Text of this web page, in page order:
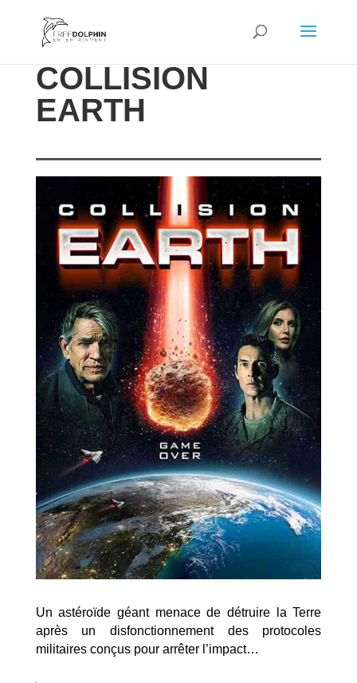
COLLISION
EARTH
Un astéroïde géant menace de détruire la Terre
après un disfonctionnement des protocoles
militaires conçus pour arrêter l’impact…